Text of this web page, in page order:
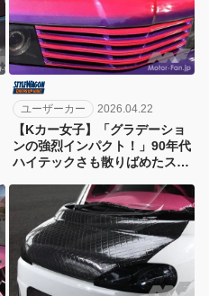
ユーザーカー 2026.04.22
【Kカー女子】「グラデーショ
ンの強烈インパクト！」90年代
ハイテックさも散りばめたスパ